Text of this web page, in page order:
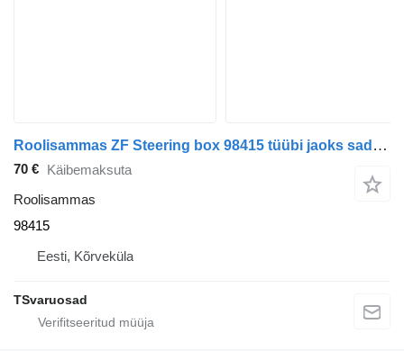
Roolisammas ZF Steering box 98415 tüübi jaoks sadulveoki MAN TGA
70 € Käibemaksuta
Roolisammas
98415
Eesti, Kõrveküla
TSvaruosad